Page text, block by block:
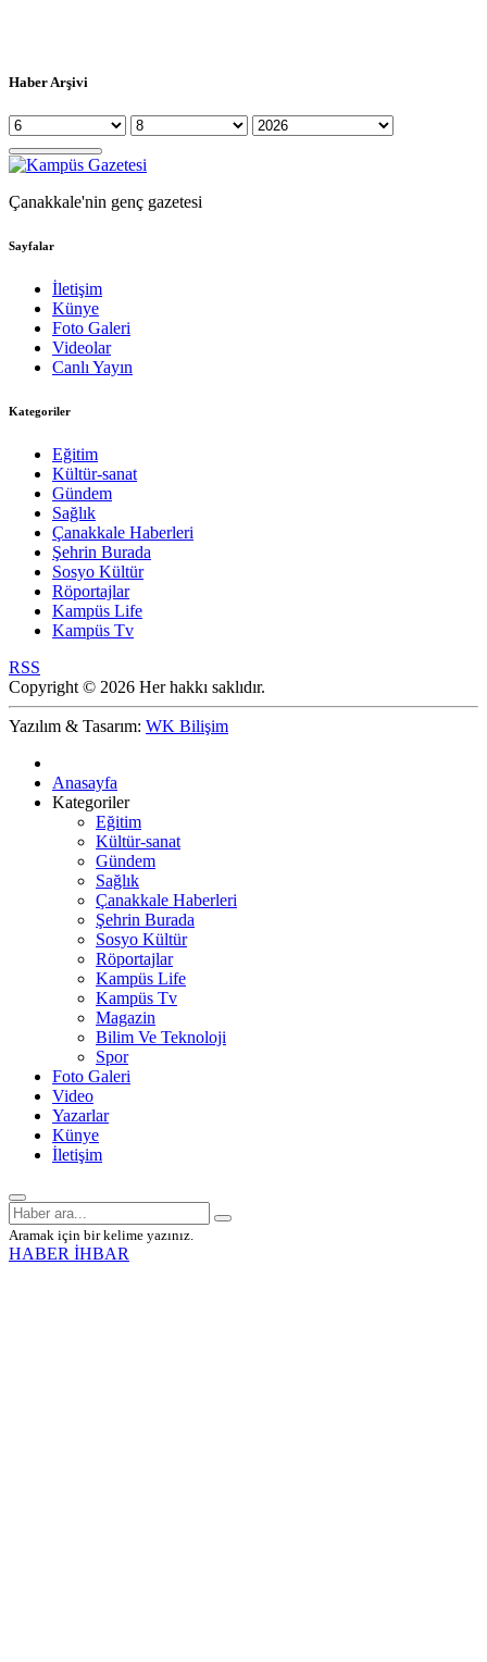
Haber Arşivi
Çanakkale'nin genç gazetesi
Sayfalar
İletişim
Künye
Foto Galeri
Videolar
Canlı Yayın
Kategoriler
Eğitim
Kültür-sanat
Gündem
Sağlık
Çanakkale Haberleri
Şehrin Burada
Sosyo Kültür
Röportajlar
Kampüs Life
Kampüs Tv
RSS
Copyright © 2026 Her hakkı saklıdır.
Yazılım & Tasarım: WK Bilişim
Anasayfa
Kategoriler
Eğitim
Kültür-sanat
Gündem
Sağlık
Çanakkale Haberleri
Şehrin Burada
Sosyo Kültür
Röportajlar
Kampüs Life
Kampüs Tv
Magazin
Bilim Ve Teknoloji
Spor
Foto Galeri
Video
Yazarlar
Künye
İletişim
Aramak için bir kelime yazınız.
HABER İHBAR